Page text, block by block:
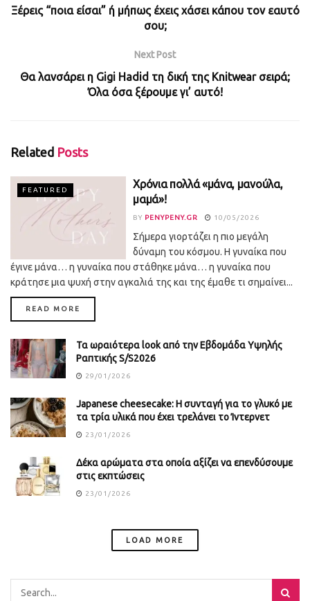
Ξέρεις “ποια είσαι” ή μήπως έχεις χάσει κάπου τον εαυτό
σου;
Next Post
Θα λανσάρει η Gigi Hadid τη δική της Knitwear σειρά;
Όλα όσα ξέρουμε γι’ αυτό!
Related Posts
FEATURED
Χρόνια πολλά «μάνα, μανούλα,
μαμά»!
BY PENYPENY.GR 10/05/2026
Σήμερα γιορτάζει η πιο μεγάλη
δύναμη του κόσμου. Η γυναίκα που
έγινε μάνα… η γυναίκα που στάθηκε μάνα… η γυναίκα που
κράτησε μια ψυχή στην αγκαλιά της και της έμαθε τι σημαίνει...
READ MORE
Τα ωραιότερα look από την Εβδομάδα Υψηλής
Ραπτικής S/S2026
29/01/2026
Japanese cheesecake: Η συνταγή για το γλυκό με
τα τρία υλικά που έχει τρελάνει το Ίντερνετ
23/01/2026
Δέκα αρώματα στα οποία αξίζει να επενδύσουμε
στις εκπτώσεις
23/01/2026
LOAD MORE